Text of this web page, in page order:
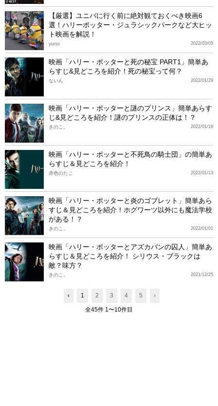
【厳選】ユニバに行く前に絶対観ておくべき映画6
選！ハリーポッター・ジュラシックパークなど大ヒッ
ト映画を解説！
2022/03/05
yuno
映画「ハリー・ポッターと死の秘宝 PART1」簡単あ
らすじ&見どころを紹介！死の秘宝って何？
2022/01/29
ないん
映画「ハリー・ポッターと謎のプリンス」簡単あらす
じ&見どころを紹介！謎のプリンスの正体は！？
2022/01/19
きのこ。
映画「ハリー・ポッターと不死鳥の騎士団」の簡単あ
らすじ＆見どころを紹介！
2022/01/13
赤色のたこ
映画「ハリー・ポッターと炎のゴブレット」簡単あら
すじ＆見どころを紹介！ホグワーツ以外にも魔法学校
がある！？
2022/01/01
きのこ。
映画「ハリー・ポッターとアズカバンの囚人」簡単あ
らすじ＆見どころを紹介！ シリウス・ブラックは
敵？味方？
2021/12/25
きのこ。
‹ 1 2 3 4 5 ›
全45件 1〜10件目